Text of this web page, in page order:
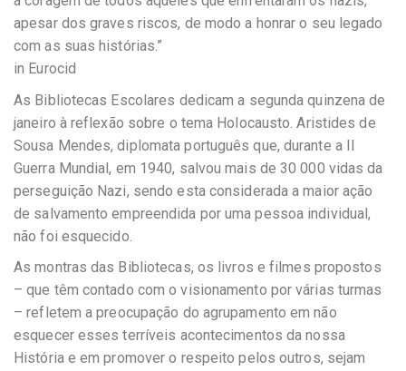
apesar dos graves riscos, de modo a honrar o seu legado
com as suas histórias.”
in Eurocid
As Bibliotecas Escolares dedicam a segunda quinzena de
janeiro à reflexão sobre o tema Holocausto. Aristides de
Sousa Mendes, diplomata português que, durante a II
Guerra Mundial, em 1940, salvou mais de 30 000 vidas da
perseguição Nazi, sendo esta considerada a maior ação
de salvamento empreendida por uma pessoa individual,
não foi esquecido.
As montras das Bibliotecas, os livros e filmes propostos
– que têm contado com o visionamento por várias turmas
– refletem a preocupação do agrupamento em não
esquecer esses terríveis acontecimentos da nossa
História e em promover o respeito pelos outros, sejam